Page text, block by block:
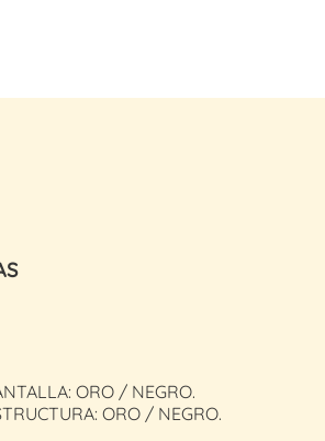
ORO / NEGRO.
ORO / NEGRO.